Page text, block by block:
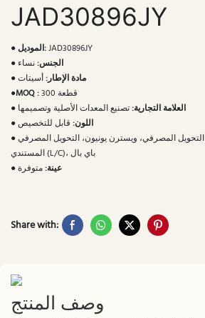
JAD30896JY
● الموديل:JAD30896JY
●
الجنس:نساء
●
مادة الإطار:أسيتات
●MOQ :
300 قطعة
●
العلامة التجارية:تصنيع المعدات الأصلية وتصميمها
●
اللون: قابل للتخصيص
●التحويل المصرفي، ويسترن يونيون، التحويل المصرفي (T/T)، الاعتماد
المستندي (L/C)، باي بال
●
عينة:متوفرة
Share with:
وصف المنتج